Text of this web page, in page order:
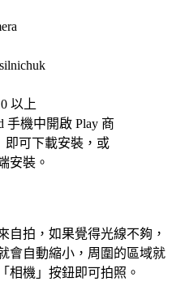
以上
手機中開啟 Play 商
即可下載安裝，或
安裝。
自拍，如果覺得光線不夠，
會自動縮小，周圍的區域就
相機」按鈕即可拍照。